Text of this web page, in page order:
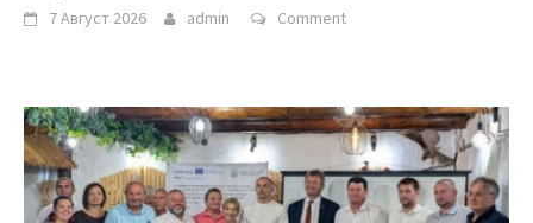
7 Август 2026 admin Comment